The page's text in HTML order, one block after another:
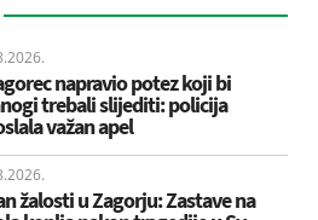
napravio potez koji bi
trebali slijediti: policija
važan apel
žalosti u Zagorju: Zastave na